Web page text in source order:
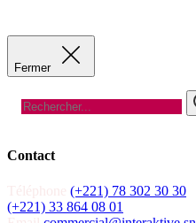
Fermer
Contact
(+221) 78 302 30 30
(+221) 33 864 08 01